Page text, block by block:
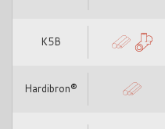
K5B
Hardibron®